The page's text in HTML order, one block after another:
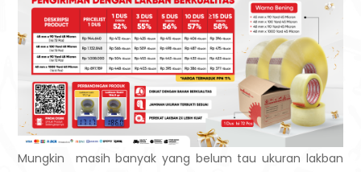
Mungkin masih banyak yang belum tau ukuran lakban